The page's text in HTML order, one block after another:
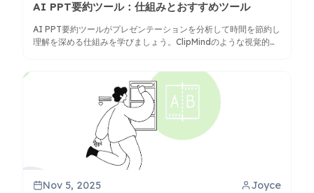
AI PPT要約ツール：仕組みとおすすめツール
AI PPT要約ツールがプレゼンテーションを分析して時間を節約し
理解を深める仕組みを学びましょう。ClipMindのような視覚的マ
Nov 5, 2025 Joyce